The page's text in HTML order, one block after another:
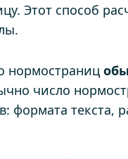
Этот способ
нормостраниц
число
формата текста,